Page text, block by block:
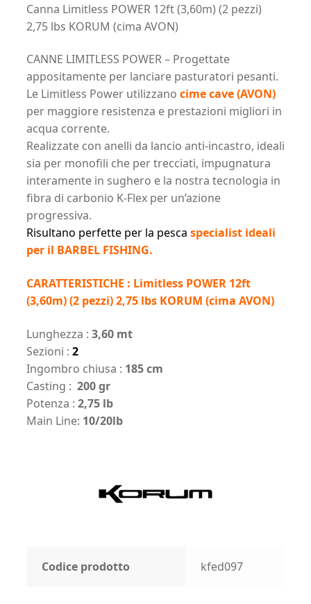
Canna Limitless POWER 12ft (3,60m) (2 pezzi)
2,75 lbs KORUM (cima AVON)
CANNE LIMITLESS POWER – Progettate
appositamente per lanciare pasturatori pesanti.
Le Limitless Power utilizzano cime cave (AVON)
per maggiore resistenza e prestazioni migliori in
acqua corrente.
Realizzate con anelli da lancio anti-incastro, ideali
sia per monofili che per trecciati, impugnatura
interamente in sughero e la nostra tecnologia in
fibra di carbonio K-Flex per un’azione
progressiva.
Risultano perfette per la pesca specialist ideali
per il BARBEL FISHING.
CARATTERISTICHE : Limitless POWER 12ft
(3,60m) (2 pezzi) 2,75 lbs KORUM (cima AVON)
Lunghezza : 3,60 mt
Sezioni : 2
Ingombro chiusa : 185 cm
Casting : 200 gr
Potenza : 2,75 lb
Main Line: 10/20lb
Codice prodotto kfed097